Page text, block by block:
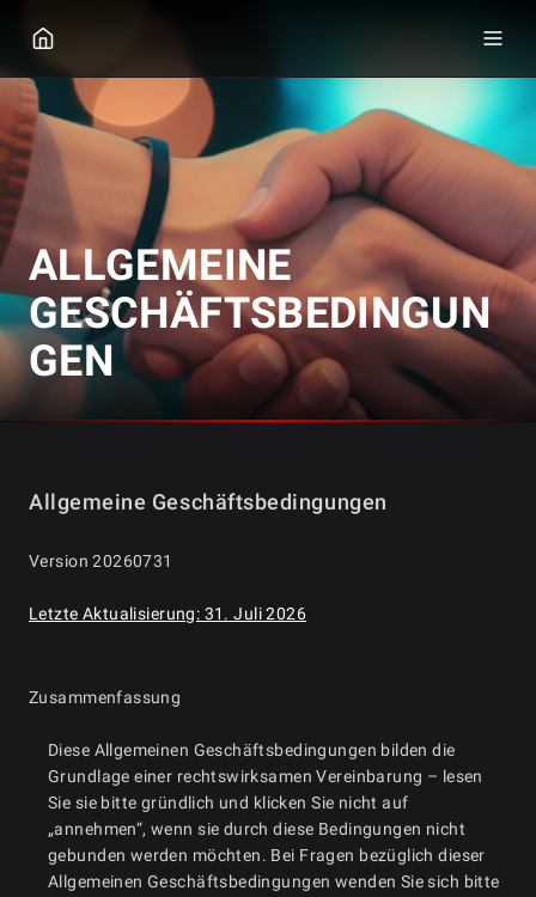
ALLGEMEINE
GESCHÄFTSBEDINGUN
GEN
Allgemeine Geschäftsbedingungen
Version 20260731
Letzte Aktualisierung: 31. Juli 2026
Zusammenfassung
Diese Allgemeinen Geschäftsbedingungen bilden die
Grundlage einer rechtswirksamen Vereinbarung – lesen
Sie sie bitte gründlich und klicken Sie nicht auf
„annehmen“, wenn sie durch diese Bedingungen nicht
gebunden werden möchten. Bei Fragen bezüglich dieser
Allgemeinen Geschäftsbedingungen wenden Sie sich bitte